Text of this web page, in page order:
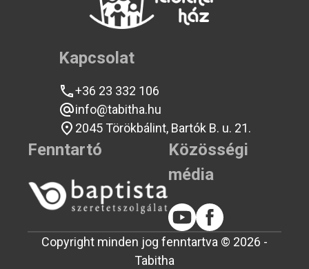
Kapcsolat
+36 23 332 106
info@tabitha.hu
2045 Törökbálint, Bartók B. u. 21.
Fenntartó
Közösségi
média
Copyright minden jog fenntartva © 2026 -
Tabitha